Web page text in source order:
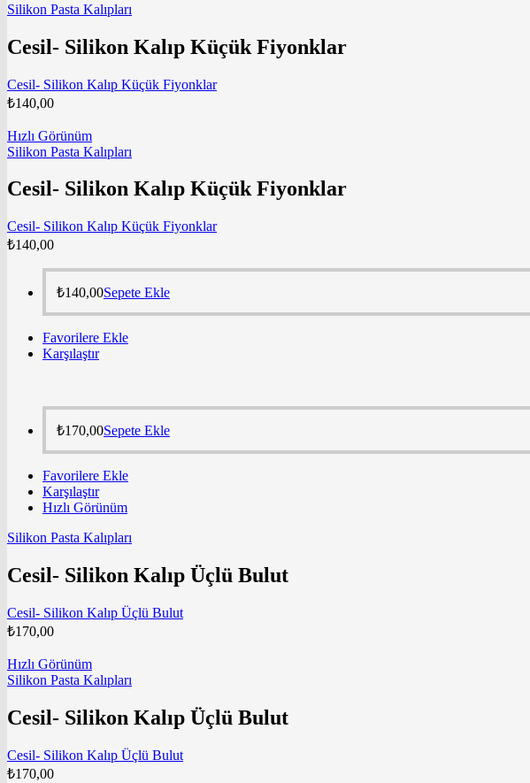
Silikon Pasta Kalıpları
Cesil- Silikon Kalıp Küçük Fiyonklar
Cesil- Silikon Kalıp Küçük Fiyonklar
₺140,00
Hızlı Görünüm
Silikon Pasta Kalıpları
Cesil- Silikon Kalıp Küçük Fiyonklar
Cesil- Silikon Kalıp Küçük Fiyonklar
₺140,00
₺140,00Sepete Ekle
Favorilere Ekle
Karşılaştır
₺170,00Sepete Ekle
Favorilere Ekle
Karşılaştır
Hızlı Görünüm
Silikon Pasta Kalıpları
Cesil- Silikon Kalıp Üçlü Bulut
Cesil- Silikon Kalıp Üçlü Bulut
₺170,00
Hızlı Görünüm
Silikon Pasta Kalıpları
Cesil- Silikon Kalıp Üçlü Bulut
Cesil- Silikon Kalıp Üçlü Bulut
₺170,00